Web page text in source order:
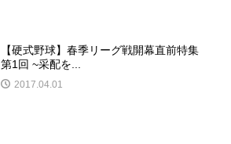
【硬式野球】春季リーグ戦開幕直前特集
第1回 ~采配を...
2017.04.01